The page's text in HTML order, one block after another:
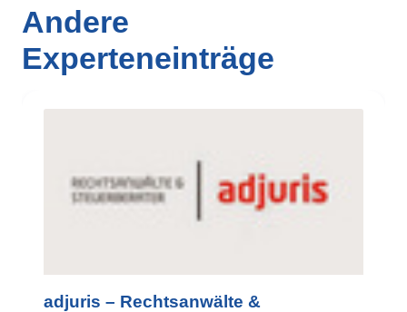
Andere
Experteneinträge
adjuris – Rechtsanwälte &